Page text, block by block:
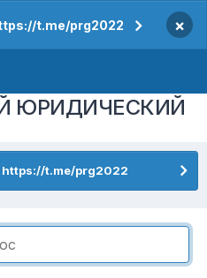
t.me/prg2022 ×
ЮРИДИЧЕСКИЙ
https://t.me/prg2022